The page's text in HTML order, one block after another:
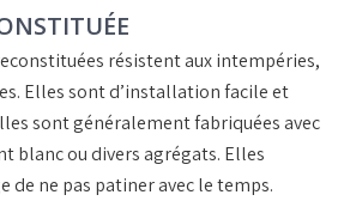
résistent aux intempéries,
Elles sont d’installation facile et
sont généralement fabriquées avec
blanc ou divers agrégats. Elles
de ne pas patiner avec le temps.